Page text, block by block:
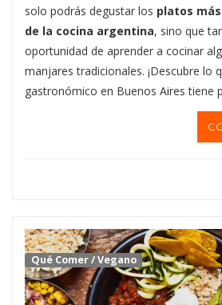
solo podrás degustar los platos
de la cocina argentina, sino que
oportunidad de aprender a cocinar
manjares tradicionales. ¡Descubre lo
gastronómico en Buenos Aires tiene
Qué Comer/Vegano